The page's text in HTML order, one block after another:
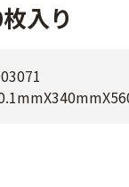
入り